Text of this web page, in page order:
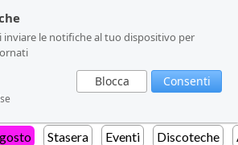
inviare le notifiche al tuo dispositivo per
Blocca Consenti
inviare le notifiche al tuo dispositivo per
Blocca Consenti
Stasera Eventi Discoteche